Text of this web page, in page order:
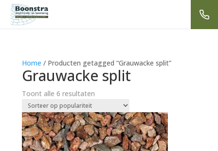
Home / Producten getagged “Grauwacke split”
Grauwacke split
Toont alle 6 resultatenGesorteerd
populariteit